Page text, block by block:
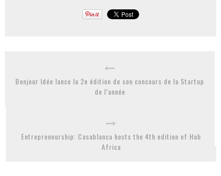
Bonjour Idée lance la 2e édition de son concours de la Startup
de l’année
Entrepreneurship: Casablanca hosts the 4th edition of Hub
Africa